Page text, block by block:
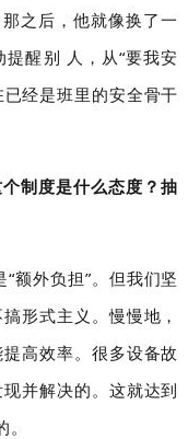
之后，他就像换了一
人，从“要我安
已经是班里的安全骨干
制度是什么态度？抽
额外负担”。但我们坚
形式主义。慢慢地，
高效率。很多设备故
并解决的。这就达到